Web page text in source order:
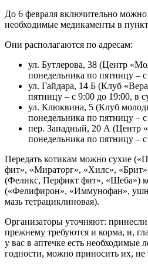
До 6 февраля включительно
необходимые медикаменты в
Они располагаются по адресам:
ул. Бутлерова, 38 (Центр
понедельника по пятницу –
ул. Гайдара, 14 Б (Клуб
пятницу – с 9:00 до 19:00, в
ул. Клюквина, 5 (Клуб
понедельника по пятницу –
пер. Западный, 20 А (Центр
понедельника по пятницу –
Передать котикам можно сухие
фит», «Мираторг», «Хилс»,
(Феликс, Перфикт фит», «Шеба»)
(«Фелифирон», «Иммунофан»,
мазь тетрациклиновая).
Организаторы уточняют:
прежнему требуются и корма, и,
у вас в аптечке есть необходимые
годности, можно приносить их, не